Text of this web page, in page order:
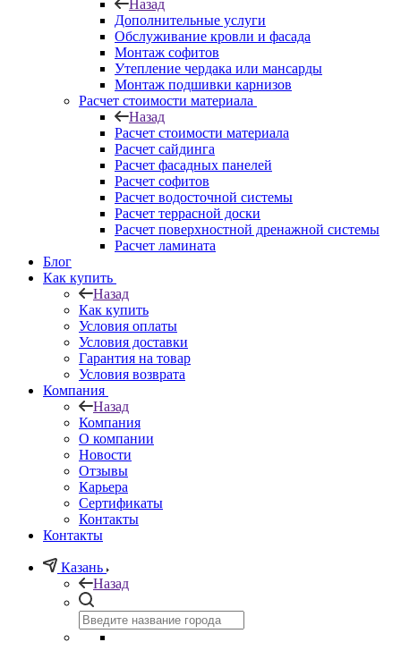
Назад
Дополнительные услуги
Обслуживание кровли и фасада
Монтаж софитов
Утепление чердака или мансарды
Монтаж подшивки карнизов
Расчет стоимости материала
Назад
Расчет стоимости материала
Расчет сайдинга
Расчет фасадных панелей
Расчет софитов
Расчет водосточной системы
Расчет террасной доски
Расчет поверхностной дренажной системы
Расчет ламината
Блог
Как купить
Назад
Как купить
Условия оплаты
Условия доставки
Гарантия на товар
Условия возврата
Компания
Назад
Компания
О компании
Новости
Отзывы
Карьера
Сертификаты
Контакты
Контакты
Казань
Назад